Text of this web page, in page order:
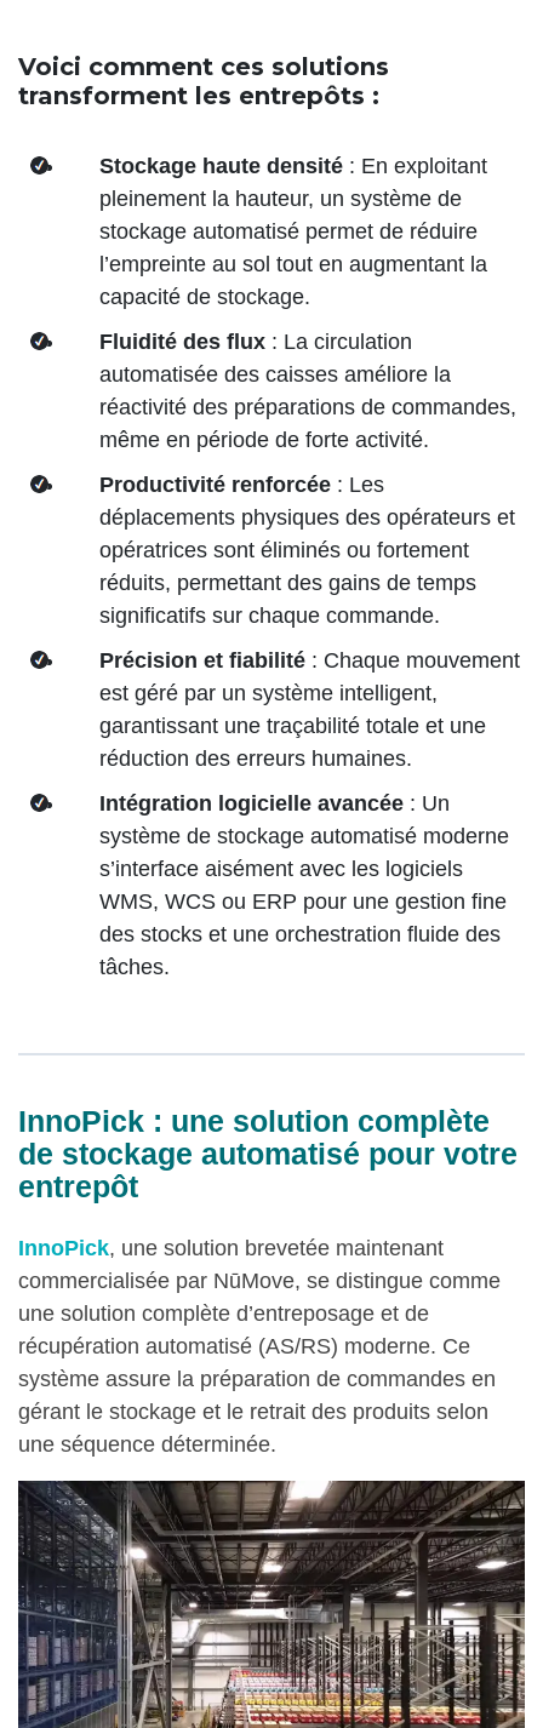
Voici comment ces solutions
transforment les entrepôts :
Stockage haute densité : En exploitant
pleinement la hauteur, un système de
stockage automatisé permet de réduire
l’empreinte au sol tout en augmentant la
capacité de stockage.
Fluidité des flux : La circulation
automatisée des caisses améliore la
réactivité des préparations de commandes,
même en période de forte activité.
Productivité renforcée : Les
déplacements physiques des opérateurs et
opératrices sont éliminés ou fortement
réduits, permettant des gains de temps
significatifs sur chaque commande.
Précision et fiabilité : Chaque mouvement
est géré par un système intelligent,
garantissant une traçabilité totale et une
réduction des erreurs humaines.
Intégration logicielle avancée : Un
système de stockage automatisé moderne
s’interface aisément avec les logiciels
WMS, WCS ou ERP pour une gestion fine
des stocks et une orchestration fluide des
tâches.
InnoPick : une solution complète
de stockage automatisé pour votre
entrepôt
InnoPick, une solution brevetée maintenant
commercialisée par NūMove, se distingue comme
une solution complète d’entreposage et de
récupération automatisé (AS/RS) moderne. Ce
système assure la préparation de commandes en
gérant le stockage et le retrait des produits selon
une séquence déterminée.